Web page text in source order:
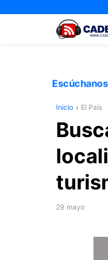
Inicio El País
29 mayo